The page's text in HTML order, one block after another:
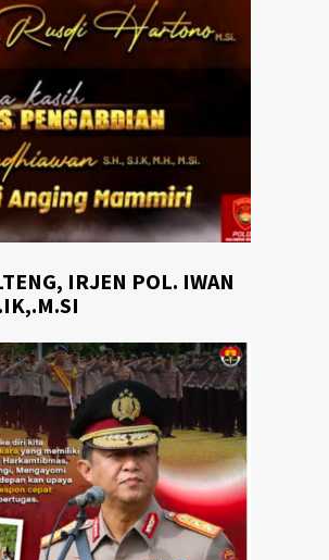
IRJEN POL. IWAN